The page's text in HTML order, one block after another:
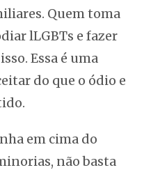
Quem toma
lLGBTs e fazer
Essa é uma
do que o ódio e
em cima do
não basta